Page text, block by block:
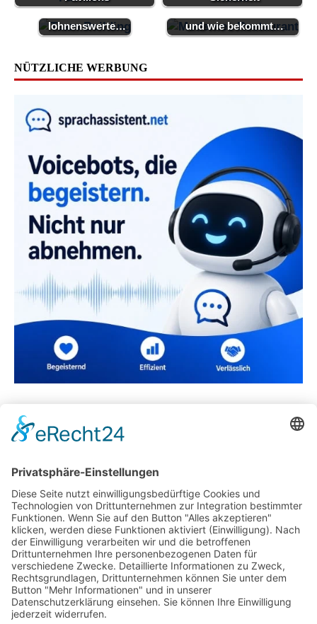
Unternehmen eine
lohnenswerte…
Gaststättenkonzession
und wie bekommt…
NÜTZLICHE WERBUNG
Region Dresden und Elsterwerda
Restaurant Neueröffnung – die besten Tipps
Predictive Maintenance in der Pumpentechnik –
Wie hilft es, Ausfälle zu vermeiden?